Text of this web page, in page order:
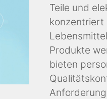
Teile und
konzentriert
Produkte
bieten